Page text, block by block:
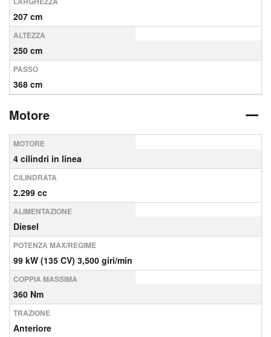
207 cm
ALTEZZA
250 cm
PASSO
368 cm
Motore
MOTORE
4 cilindri in linea
CILINDRATA
2.299 cc
ALIMENTAZIONE
Diesel
POTENZA MAX/REGIME
99 kW (135 CV) 3,500 giri/min
COPPIA MASSIMA
360 Nm
TRAZIONE
Anteriore